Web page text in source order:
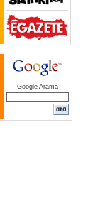
Google Arama